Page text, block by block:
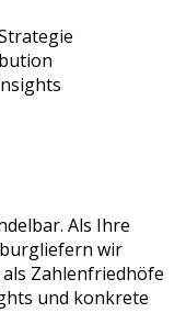
Als Ihre
liefern wir
Zahlenfriedhöfe
und konkrete